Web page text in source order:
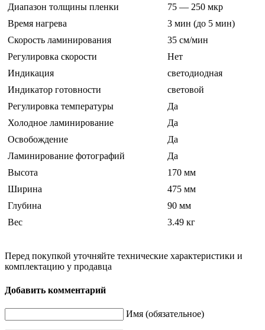
Диапазон толщины пленки
75 — 250 мкр
Время нагрева
3 мин (до 5 мин)
Скорость ламинирования
35 см/мин
Регулировка скорости
Нет
Индикация
светодиодная
Индикатор готовности
световой
Регулировка температуры
Да
Холодное ламинирование
Да
Освобождение
Да
Ламинирование фотографий
Да
Высота
170 мм
Ширина
475 мм
Глубина
90 мм
Вес
3.49 кг
Перед покупкой уточняйте технические характеристики и
комплектацию у продавца
Добавить комментарий
Имя (обязательное)